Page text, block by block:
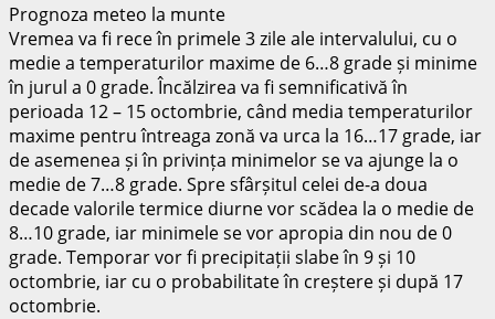
Prognoza meteo la munte
Vremea va fi rece în primele 3 zile ale intervalului, cu o
medie a temperaturilor maxime de 6…8 grade și minime
în jurul a 0 grade. Încălzirea va fi semnificativă în
perioada 12 – 15 octombrie, când media temperaturilor
maxime pentru întreaga zonă va urca la 16…17 grade, iar
de asemenea și în privința minimelor se va ajunge la o
medie de 7…8 grade. Spre sfârșitul celei de-a doua
decade valorile termice diurne vor scădea la o medie de
8…10 grade, iar minimele se vor apropia din nou de 0
grade. Temporar vor fi precipitații slabe în 9 și 10
octombrie, iar cu o probabilitate în creștere și după 17
octombrie.